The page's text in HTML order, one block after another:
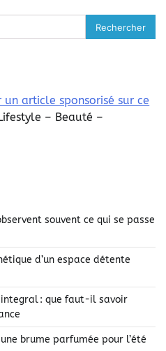
article sponsorisé sur ce
– Beauté –
souvent ce qui se passe
d’un espace détente
: que faut-il savoir
brume parfumée pour l’été